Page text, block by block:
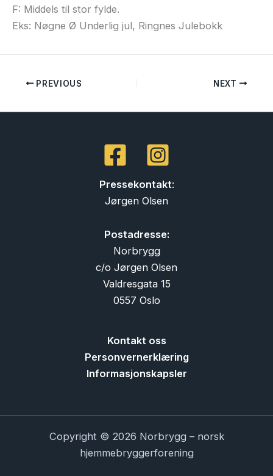
F: Middels til stor fylde.
Eks: Nøgne Ø Underlig jul, Ringnes Julebokk
PREVIOUS NEXT
Pressekontakt:
Jørgen Olsen
Postadresse:
Norbrygg
c/o Jørgen Olsen
Valdresgata 15
0557 Oslo
Kontakt oss
Personvernerklæring
Informasjonskapsler
Copyright © 2026 Norbrygg – norsk
hjemmebryggerforening